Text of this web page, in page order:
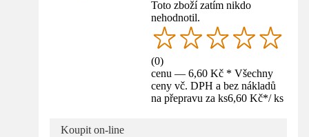
Toto zboží zatím nikdo
nehodnotil.
(0)
cenu — 6,60 Kč * Všechny
ceny vč. DPH a bez nákladů
na přepravu za ks6,60 Kč*/ ks
Koupit on-line